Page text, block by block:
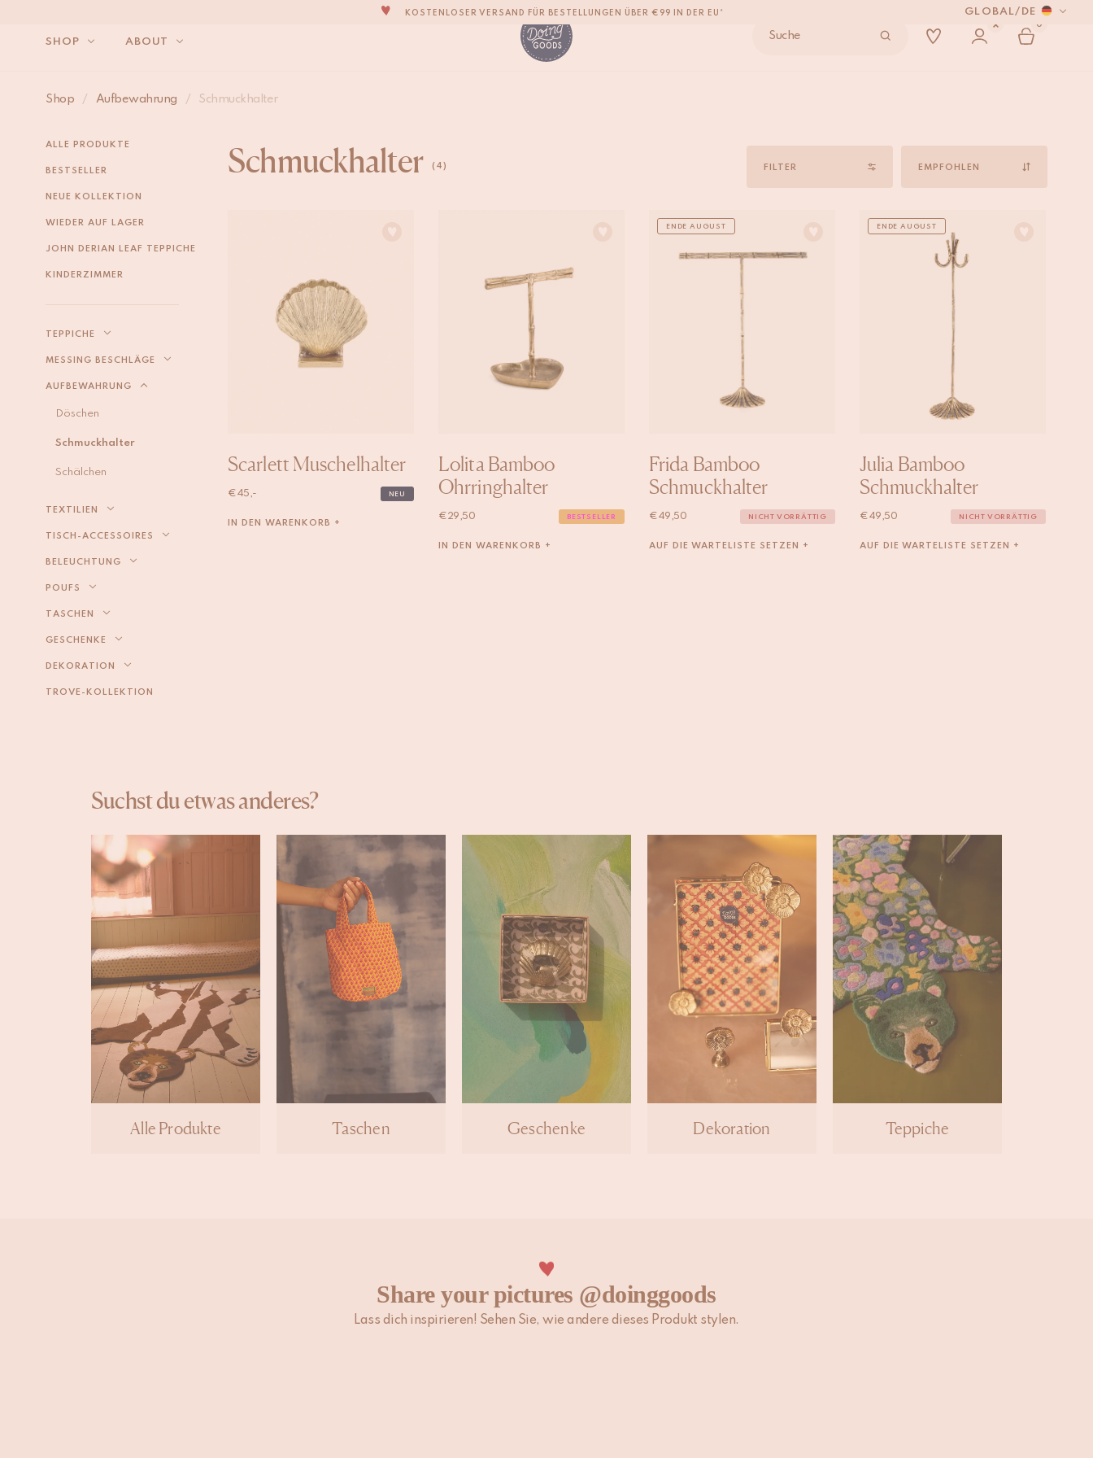
GLOBAL/ DE
KOSTENLOSER VERSAND FÜR BESTELLUNGEN ÜBER €99 IN DER EU*
DIE LIEBENSWERTESTE WOHNACCESSOIRE-MARKE DER WELT
ZU 100% MIT LIEBE VON HAND GEFERTIGT
KOSTENLOSER VERSAND FÜR BESTELLUNGEN ÜBER €99 IN DER EU*
SHOP ABOUT
Suche
0
Shop / Aufbewahrung / Schmuckhalter
ALLE PRODUKTE
BESTSELLER
NEUE KOLLEKTION
WIEDER AUF LAGER
JOHN DERIAN LEAF TEPPICHE
KINDERZIMMER
TEPPICHE
MESSING BESCHLÄGE
AUFBEWAHRUNG
Döschen
Schmuckhalter
Schälchen
TEXTILIEN
TISCH-ACCESSOIRES
BELEUCHTUNG
POUFS
TASCHEN
GESCHENKE
DEKORATION
TROVE-KOLLEKTION
Schmuckhalter (4) FILTER
Scarlett Muschelhalter
€45,- NEU
IN DEN WARENKORB +
Lolita Bamboo
Ohrringhalter
€29,50 BESTSELLER
IN DEN WARENKORB +
ENDE AUGUST
Frida Bamboo
Schmuckhalter
€49,50 NICHT VORRÄTTIG
AUF DIE WARTELISTE SETZEN +
ENDE AUGUST
Julia Bamboo
Schmuckhalter
€49,50 NICHT VORRÄTTIG
AUF DIE WARTELISTE SETZEN +
Suchst du etwas anderes?
Alle Produkte Taschen Geschenke Dekoration Teppiche
Share your pictures @doinggoods
Lass dich inspirieren! Sehen Sie, wie andere dieses Produkt stylen.